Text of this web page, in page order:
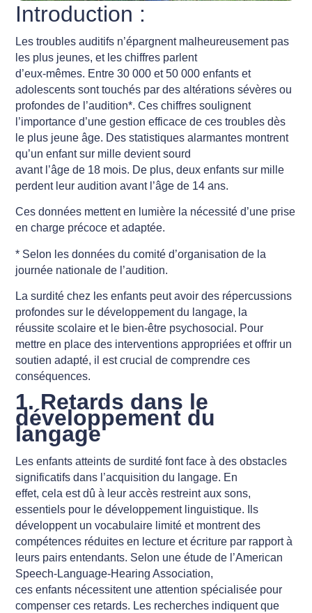
Introduction :
Les troubles auditifs n’épargnent malheureusement pas
les plus jeunes, et les chiffres parlent
d’eux-mêmes. Entre 30 000 et 50 000 enfants et
adolescents sont touchés par des altérations sévères ou
profondes de l’audition*. Ces chiffres soulignent
l’importance d’une gestion efficace de ces troubles dès
le plus jeune âge. Des statistiques alarmantes montrent
qu’un enfant sur mille devient sourd
avant l’âge de 18 mois. De plus, deux enfants sur mille
perdent leur audition avant l’âge de 14 ans.
Ces données mettent en lumière la nécessité d’une prise
en charge précoce et adaptée.
* Selon les données du comité d’organisation de la
journée nationale de l’audition.
La surdité chez les enfants peut avoir des répercussions
profondes sur le développement du langage, la
réussite scolaire et le bien-être psychosocial. Pour
mettre en place des interventions appropriées et offrir un
soutien adapté, il est crucial de comprendre ces
conséquences.
1. Retards dans le
développement du
langage
Les enfants atteints de surdité font face à des obstacles
significatifs dans l’acquisition du langage. En
effet, cela est dû à leur accès restreint aux sons,
essentiels pour le développement linguistique. Ils
développent un vocabulaire limité et montrent des
compétences réduites en lecture et écriture par rapport à
leurs pairs entendants. Selon une étude de l’American
Speech-Language-Hearing Association,
ces enfants nécessitent une attention spécialisée pour
compenser ces retards. Les recherches indiquent que